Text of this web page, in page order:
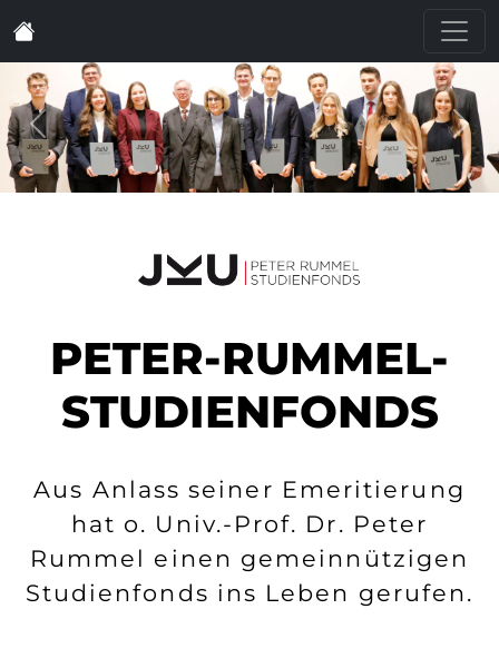
PETER-RUMMEL-
STUDIENFONDS
Aus Anlass seiner Emeritierung
hat o. Univ.-Prof. Dr. Peter
Rummel einen gemeinnützigen
Studienfonds ins Leben gerufen.